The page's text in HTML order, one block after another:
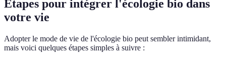
Étapes pour intégrer l'écologie bio dans
votre vie
Adopter le mode de vie de l'écologie bio peut sembler intimidant,
mais voici quelques étapes simples à suivre :